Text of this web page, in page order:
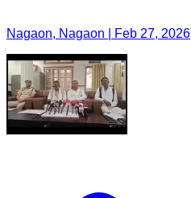
Nagaon, Nagaon | Feb 27, 2026